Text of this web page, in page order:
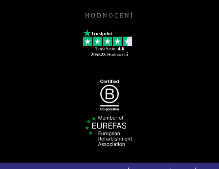
HODNOCENÍ
Trustpilot
TrustScore 4.6
205523 Hodnocení